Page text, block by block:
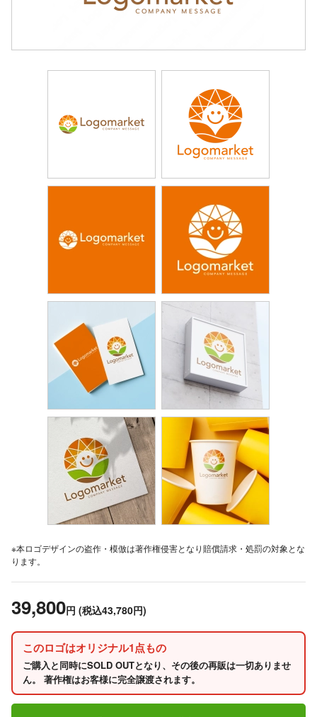
※本ロゴデザインの盗作・模倣は著作権侵害となり賠償請求・処罰の対象とな
ります。
39,800円 (税込43,780円)
このロゴはオリジナル1点もの
ご購入と同時にSOLD OUTとなり、その後の再販は一切ありませ
ん。 著作権はお客様に完全譲渡されます。